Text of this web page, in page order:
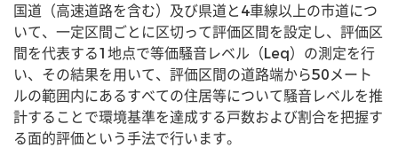
国道（高速道路を含む）及び県道と4車線以上の市道につ
いて、一定区間ごとに区切って評価区間を設定し、評価区
間を代表する1地点で等価騒音レベル（Leq）の測定を行
い、その結果を用いて、評価区間の道路端から50メート
ルの範囲内にあるすべての住居等について騒音レベルを推
計することで環境基準を達成する戸数および割合を把握す
る面的評価という手法で行います。